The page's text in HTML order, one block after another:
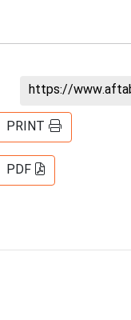
https://
PRINT
PDF